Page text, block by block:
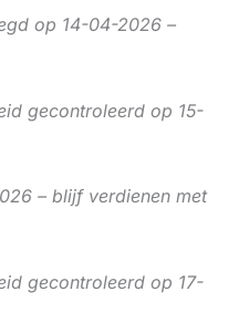
op 14-04-2026 –
gecontroleerd op 15-
– blijf verdienen met
gecontroleerd op 17-